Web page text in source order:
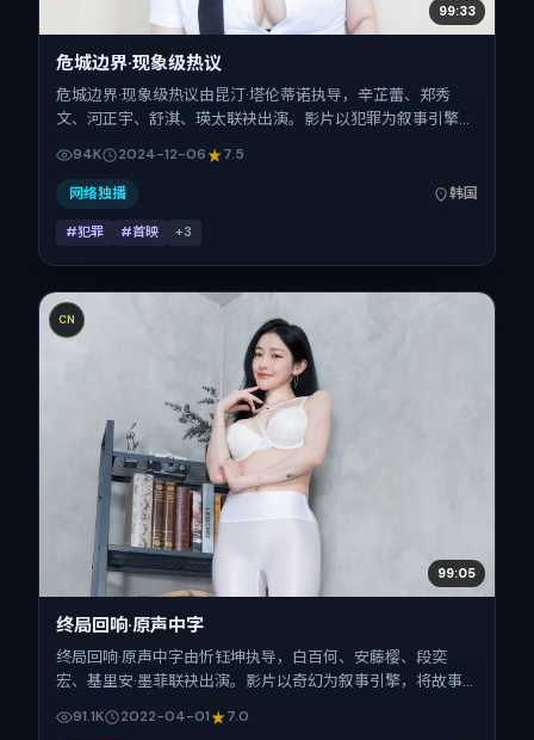
99:33
危城边界·现象级热议
危城边界·现象级热议由昆汀·塔伦蒂诺执导，辛芷蕾、郑秀
文、河正宇、舒淇、瑛太联袂出演。影片以犯罪为叙事引擎，
反转。2024年12月6日于韩国首映（贺岁档前后），片长167
分钟，适合喜欢强情节与细腻表演的观众。
94K 2024-12-06 7.5
网络独播 韩国
#犯罪 #首映 +3
CN
99:05
终局回响·原声中字
终局回响·原声中字由忻钰坤执导，白百何、安藤樱、段奕
宏、基里安·墨菲联袂出演。影片以奇幻为叙事引擎，将故事
2022年4月1日于印度首映（春季档），片长152分钟，适合喜
91.1K 2022-04-01 7.0